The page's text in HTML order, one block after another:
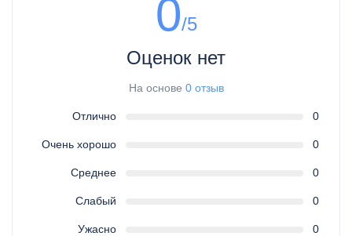
0/5
Оценок нет
На основе 0 отзыв
Отлично 0
Очень хорошо 0
Среднее 0
Слабый 0
Ужасно 0